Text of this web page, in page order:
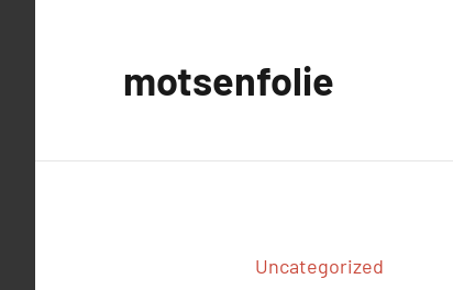
motsenfolie
Uncategorized